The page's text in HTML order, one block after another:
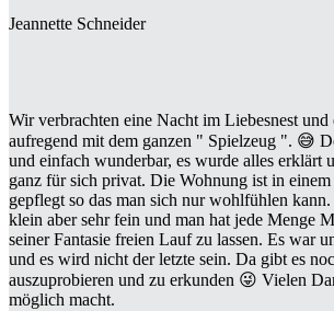
Jeannette Schneider
Wir verbrachten eine Nacht im Liebesnest
aufregend mit dem ganzen " Spielzeug ". 😅
und einfach wunderbar, es wurde alles erklärt
ganz für sich privat. Die Wohnung ist in einem
gepflegt so das man sich nur wohlfühlen
klein aber sehr fein und man hat jede Menge
seiner Fantasie freien Lauf zu lassen. Es war
und es wird nicht der letzte sein. Da gibt es
auszuprobieren und zu erkunden 😜 Vielen
möglich macht.